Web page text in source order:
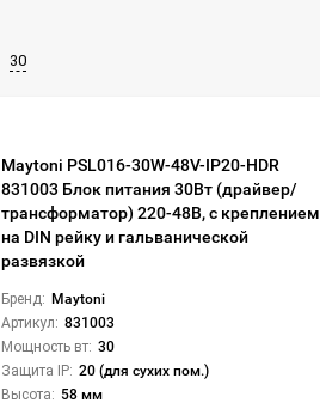
30
Maytoni PSL016-30W-48V-IP20-HDR
831003 Блок питания 30Вт (драйвер/
трансформатор) 220-48В, с креплением
на DIN рейку и гальванической
развязкой
Бренд: Maytoni
Артикул: 831003
Мощность вт: 30
Защита IP: 20 (для сухих пом.)
Высота: 58 мм